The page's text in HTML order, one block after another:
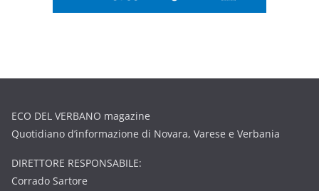
ECO DEL VERBANO magazine
Quotidiano d’informazione di Novara, Varese e Verbania
DIRETTORE RESPONSABILE:
Corrado Sartore